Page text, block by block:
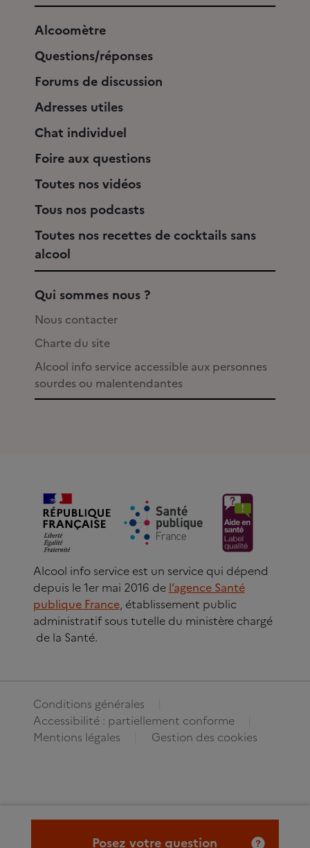
Posez votre question
Alcoomètre
Questions/réponses
Forums de discussion
Adresses utiles
Chat individuel
Foire aux questions
Toutes nos vidéos
Tous nos podcasts
Toutes nos recettes de cocktails sans
alcool
Qui sommes nous ?
Nous contacter
Charte du site
Alcool info service accessible aux personnes
sourdes ou malentendantes
Alcool info service est un service qui dépend
depuis le 1er mai 2016 de l’agence Santé
publique France, établissement public
administratif sous tutelle du ministère chargé
de la Santé.
Conditions générales
Accessibilité : partiellement conforme
Mentions légales
Gestion des cookies